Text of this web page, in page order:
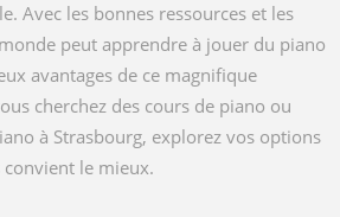
Avec les bonnes ressources et les
peut apprendre à jouer du piano
avantages de ce magnifique
cherchez des cours de piano ou
à Strasbourg, explorez vos options
le mieux.